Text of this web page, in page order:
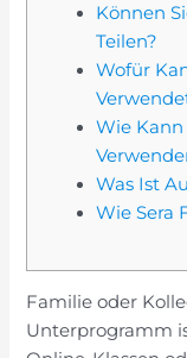
Können
Teilen?
Wofür
Wie Kann
Was Ist
Wie Sera
Familie oder
Unterprogramm